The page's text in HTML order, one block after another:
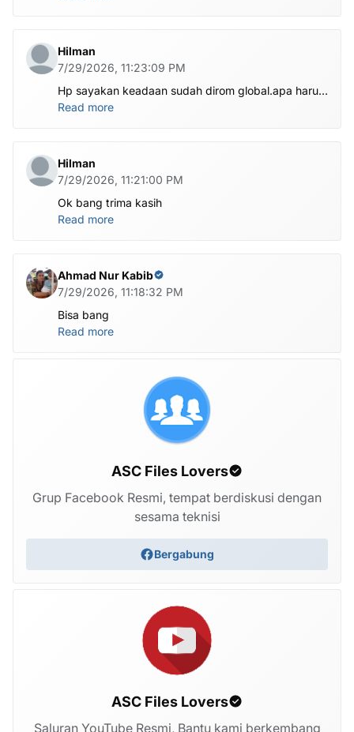
Hilman
7/29/2026, 11:23:09 PM
Hp sayakan keadaan sudah dirom global.apa harus
ditest poin dlu bang
Read more
Hilman
7/29/2026, 11:21:00 PM
Ok bang trima kasih
Read more
Ahmad Nur Kabib
7/29/2026, 11:18:32 PM
Bisa bang
Read more
ASC Files Lovers
Grup Facebook Resmi, tempat berdiskusi dengan
sesama teknisi
Bergabung
ASC Files Lovers
Saluran YouTube Resmi, Bantu kami berkembang